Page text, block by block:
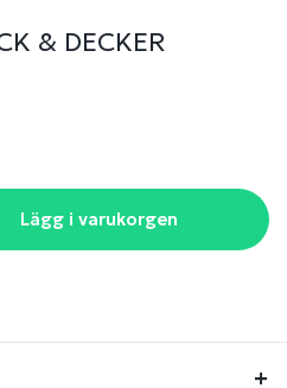
& DECKER
Lägg i varukorgen